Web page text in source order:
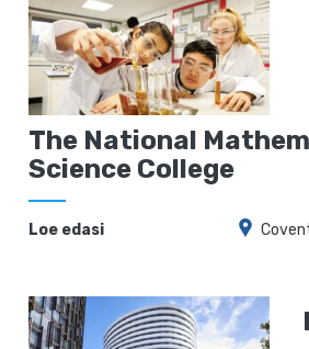
The National
Science College
Loe edasi